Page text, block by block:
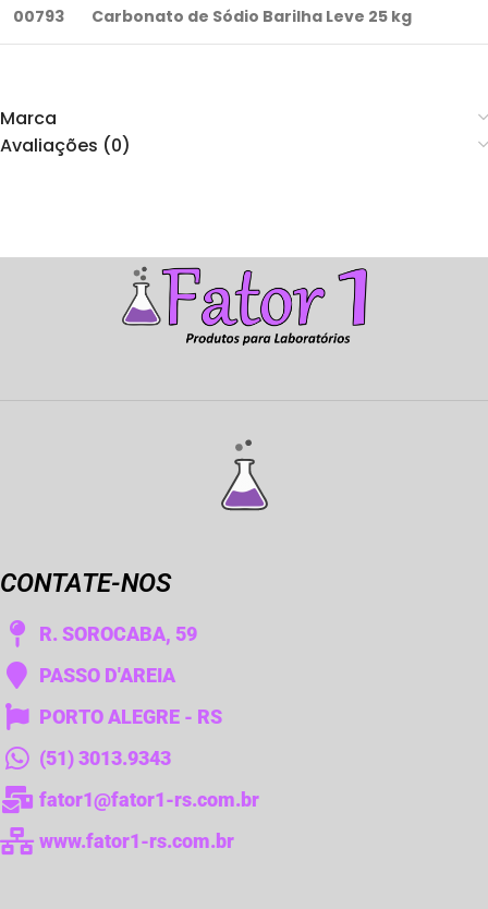
00793 Carbonato de Sódio Barilha Leve 25 kg
Marca
Avaliações (0)
CONTATE-NOS
R. SOROCABA, 59
PASSO D'AREIA
PORTO ALEGRE - RS
(51) 3013.9343
fator1@fator1-rs.com.br
www.fator1-rs.com.br